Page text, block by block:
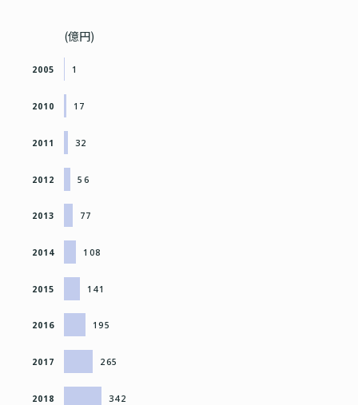
(億円)
1
2005
17
2010
32
2011
56
2012
77
2013
108
2014
141
2015
195
2016
265
2017
342
2018